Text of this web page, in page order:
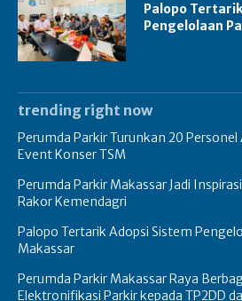
Palopo
Pengelolaan
trending right now
Perumda Parkir Turunkan 20 Personel
Event Konser TSM
Perumda Parkir Makassar Jadi
Rakor Kemendagri
Palopo Tertarik Adopsi Sistem
Makassar
Perumda Parkir Makassar Raya
Elektronifikasi Parkir kepada TP2DD